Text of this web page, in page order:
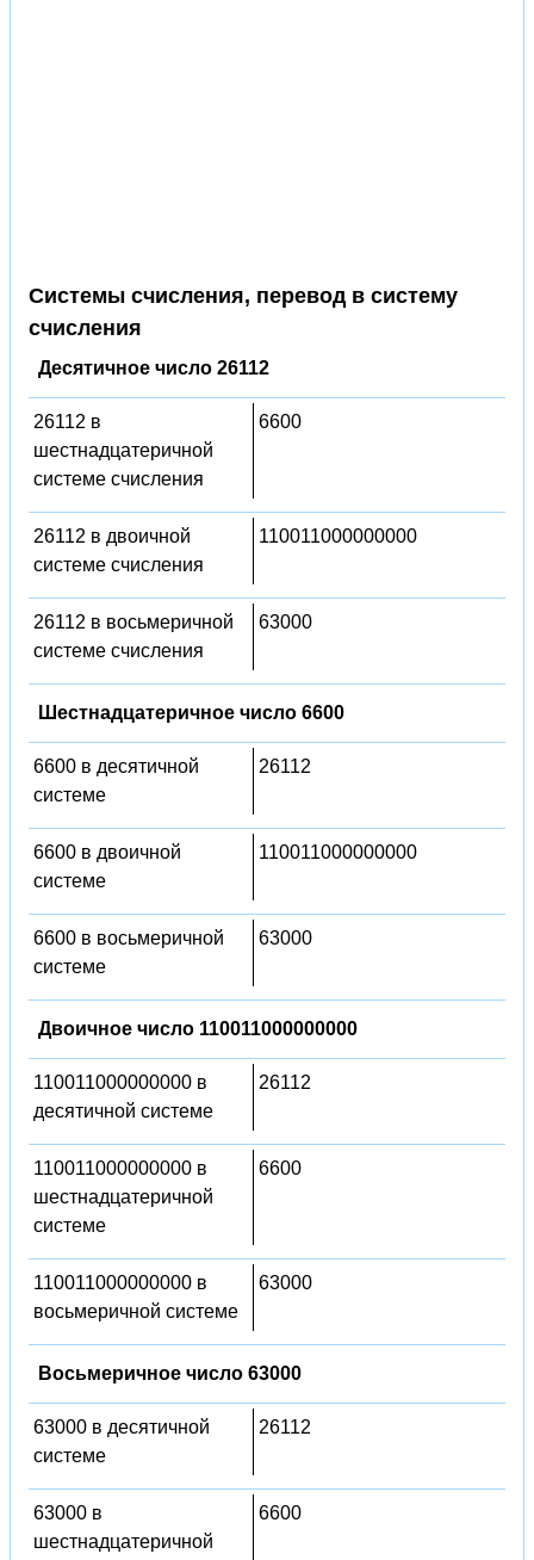
Системы счисления, перевод в систему
счисления
Десятичное число 26112
26112 в
шестнадцатеричной
системе счисления
6600
26112 в двоичной
системе счисления
110011000000000
26112 в восьмеричной
системе счисления
63000
Шестнадцатеричное число 6600
6600 в десятичной
системе
26112
6600 в двоичной
системе
110011000000000
6600 в восьмеричной
системе
63000
Двоичное число 110011000000000
110011000000000 в
десятичной системе
26112
110011000000000 в
шестнадцатеричной
системе
6600
110011000000000 в
восьмеричной системе
63000
Восьмеричное число 63000
63000 в десятичной
системе
26112
63000 в
шестнадцатеричной
6600